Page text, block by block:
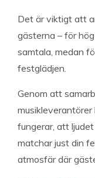
Det är viktigt att
gästerna – för
samtala, medan
festglädjen.
Genom att
fungerar, att
matchar just din
atmosfär där